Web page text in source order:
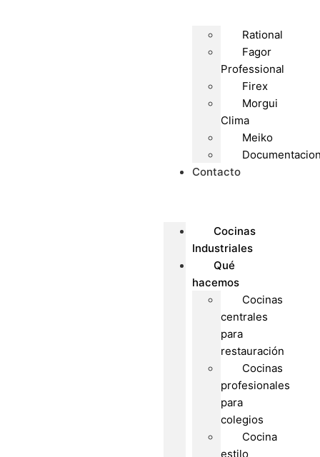
Rational
Fagor
Professional
Firex
Morgui
Clima
Meiko
Contacto
Cocinas
Industriales
Qué
hacemos
Cocinas
centrales
para
restauración
Cocinas
profesionales
para
colegios
Cocina
estilo